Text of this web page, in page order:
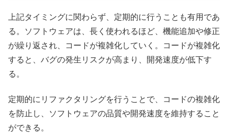
上記タイミングに関わらず、定期的に行うことも有用であ
る。ソフトウェアは、長く使われるほど、機能追加や修正
が繰り返され、コードが複雑化していく。コードが複雑化
すると、バグの発生リスクが高まり、開発速度が低下す
る。
定期的にリファクタリングを行うことで、コードの複雑化
を防止し、ソフトウェアの品質や開発速度を維持すること
ができる。